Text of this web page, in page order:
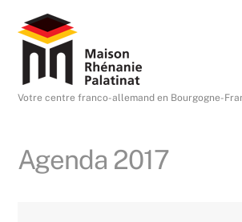
content
Votre centre franco-allemand en Bourgogne-
Agenda 2017